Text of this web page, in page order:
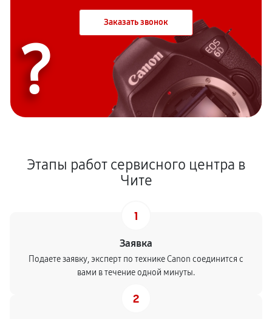
Заказать звонок
?
Этапы работ сервисного центра в
Чите
1
Заявка
Подаете заявку, эксперт по технике Canon соединится с
вами в течение одной минуты.
2